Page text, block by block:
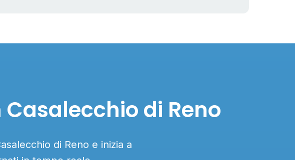
di Reno
di Reno e inizia a